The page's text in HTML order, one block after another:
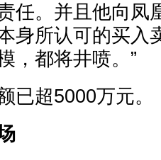
任。并且他向凤
身所认可的买入
，都将井喷。”
已超5000万元。